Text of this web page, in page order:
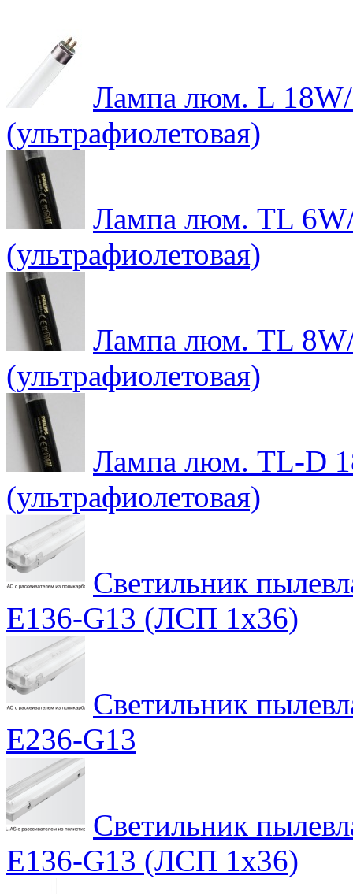
Лампа люм. L
(ультрафиолетовая)
Лампа люм. TL
(ультрафиолетовая)
Лампа люм. TL
(ультрафиолетовая)
Лампа люм. TL-D
(ультрафиолетовая)
Светильник
E136-G13 (ЛСП 1х36)
Светильник
E236-G13
Светильник
E136-G13 (ЛСП 1х36)